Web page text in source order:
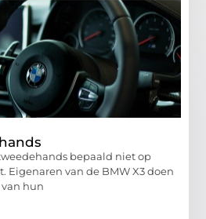
bepaald niet op
Eigenaren van de BMW X3 doen
hun